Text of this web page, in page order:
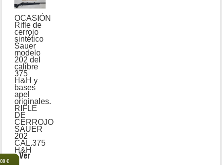
OCASIÓN
Rifle de
cerrojo
sintético
Sauer
modelo
202 del
calibre
375
H&H y
bases
apel
originales.
RIFLE
DE
CERROJO
SAUER
202
CAL.375
H&H
€
Ver